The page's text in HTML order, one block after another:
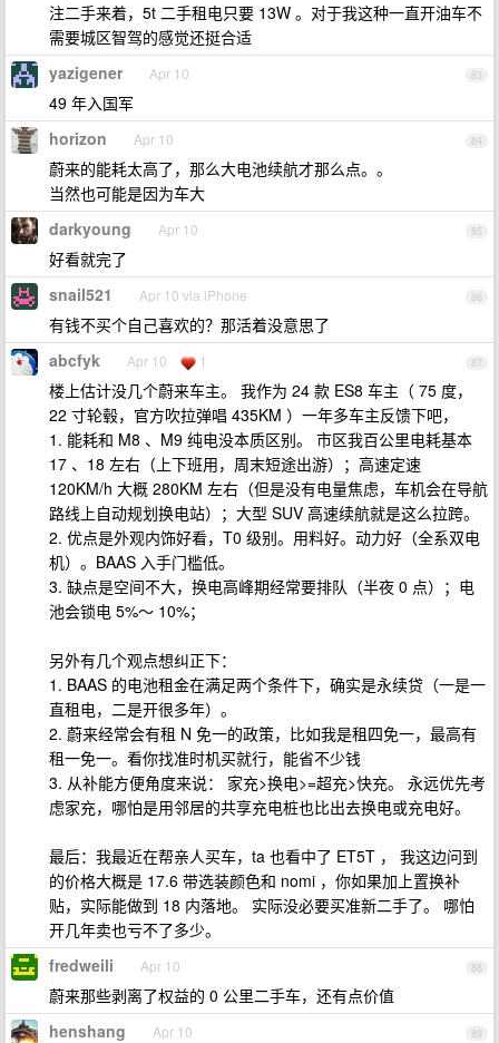
注二手来着，5t 二手租电只要 13W 。对于我这种一直开油车不
需要城区智驾的感觉还挺合适
83
yazigener Apr 10
49 年入国军
84
horizon Apr 10
蔚来的能耗太高了，那么大电池续航才那么点。。
当然也可能是因为车大
85
darkyoung Apr 10
好看就完了
86
snail521 Apr 10 via iPhone
有钱不买个自己喜欢的？那活着没意思了
87
abcfyk Apr 10 1
楼上估计没几个蔚来车主。 我作为 24 款 ES8 车主（ 75 度，
22 寸轮毂，官方吹拉弹唱 435KM ）一年多车主反馈下吧，
1. 能耗和 M8 、M9 纯电没本质区别。 市区我百公里电耗基本
17 、18 左右（上下班用，周末短途出游）；高速定速
120KM/h 大概 280KM 左右（但是没有电量焦虑，车机会在导航
路线上自动规划换电站）；大型 SUV 高速续航就是这么拉跨。
2. 优点是外观内饰好看，T0 级别。用料好。动力好（全系双电
机）。BAAS 入手门槛低。
3. 缺点是空间不大，换电高峰期经常要排队（半夜 0 点）；电
池会锁电 5%～ 10%；
另外有几个观点想纠正下：
1. BAAS 的电池租金在满足两个条件下，确实是永续贷（一是一
直租电，二是开很多年）。
2. 蔚来经常会有租 N 免一的政策，比如我是租四免一，最高有
租一免一。看你找准时机买就行，能省不少钱
3. 从补能方便角度来说： 家充>换电>=超充>快充。 永远优先考
虑家充，哪怕是用邻居的共享充电桩也比出去换电或充电好。
最后：我最近在帮亲人买车，ta 也看中了 ET5T ， 我这边问到
的价格大概是 17.6 带选装颜色和 nomi ，你如果加上置换补
贴，实际能做到 18 内落地。 实际没必要买准新二手了。 哪怕
开几年卖也亏不了多少。
88
fredweili Apr 10
蔚来那些剥离了权益的 0 公里二手车，还有点价值
89
henshang Apr 10